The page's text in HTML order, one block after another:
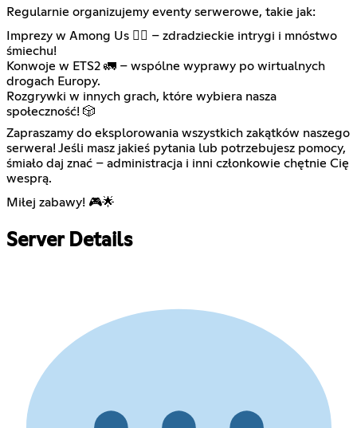
Regularnie organizujemy eventy serwerowe, takie jak:
Imprezy w Among Us 🕵️‍♂️ – zdradzieckie intrygi i mnóstwo
śmiechu!
Konwoje w ETS2 🚛 – wspólne wyprawy po wirtualnych
drogach Europy.
Rozgrywki w innych grach, które wybiera nasza
społeczność! 🎲
Zapraszamy do eksplorowania wszystkich zakątków naszego
serwera! Jeśli masz jakieś pytania lub potrzebujesz pomocy,
śmiało daj znać – administracja i inni członkowie chętnie Cię
wesprą.
Miłej zabawy! 🎮🌟
Server Details